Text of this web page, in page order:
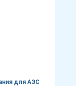
для АЭС